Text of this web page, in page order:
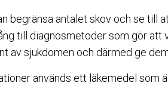
begränsa antalet skov och se till
till diagnosmetoder som gör att
av sjukdomen och därmed ge
används ett läkemedel som